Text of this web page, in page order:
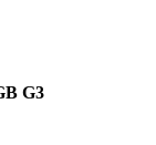
G3